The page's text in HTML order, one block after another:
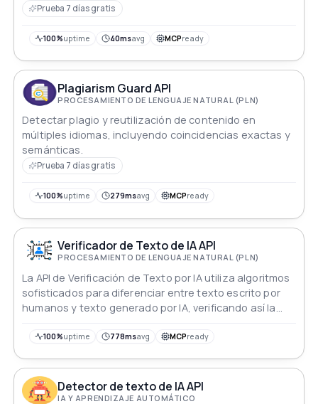
Prueba 7 días gratis
100%uptime 40msavg MCPready
Plagiarism Guard API
PROCESAMIENTO DE LENGUAJE NATURAL (PLN)
Detectar plagio y reutilización de contenido en
múltiples idiomas, incluyendo coincidencias exactas y
semánticas.
Prueba 7 días gratis
100%uptime 279msavg MCPready
Verificador de Texto de IA API
PROCESAMIENTO DE LENGUAJE NATURAL (PLN)
La API de Verificación de Texto por IA utiliza algoritmos
sofisticados para diferenciar entre texto escrito por
humanos y texto generado por IA, verificando así la
contenido textual.
100%uptime 778msavg MCPready
Detector de texto de IA API
IA Y APRENDIZAJE AUTOMÁTICO